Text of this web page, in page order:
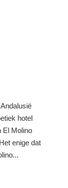
hotel
El Molino
enige dat